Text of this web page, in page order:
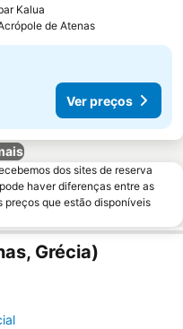
Kalua
de Atenas
Ver preços
dos sites de reserva
haver diferenças entre as
preços que estão disponíveis
Grécia)